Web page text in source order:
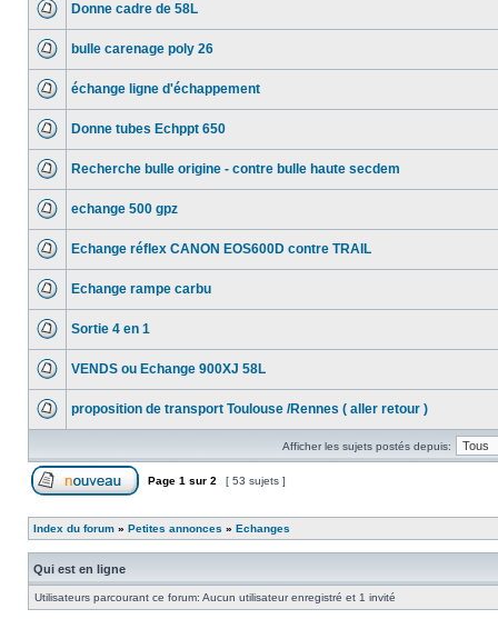
Donne cadre de 58L
bulle carenage poly 26
échange ligne d'échappement
Donne tubes Echppt 650
Recherche bulle origine - contre bulle haute secdem
echange 500 gpz
Echange réflex CANON EOS600D contre TRAIL
Echange rampe carbu
Sortie 4 en 1
VENDS ou Echange 900XJ 58L
proposition de transport Toulouse /Rennes ( aller retour )
Afficher les sujets postés depuis:
Page 1 sur 2 [ 53 sujets ]
Index du forum » Petites annonces » Echanges
Qui est en ligne
Utilisateurs parcourant ce forum: Aucun utilisateur enregistré et 1 invité